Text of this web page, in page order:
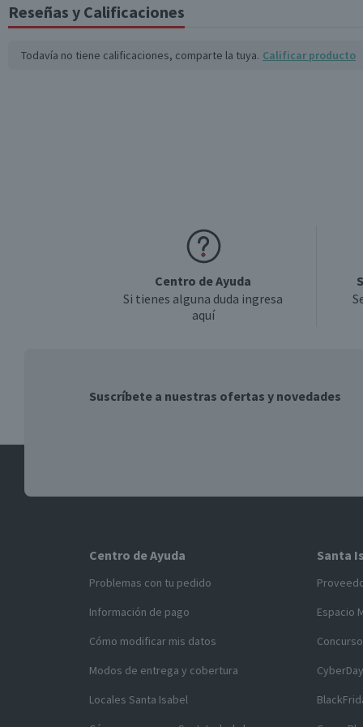
Reseñas y Calificaciones
Todavía no tiene calificaciones, comparte la tuya. Calificar producto
Centro de Ayuda
Si tienes alguna duda ingresa
aquí
Suscríbete a nuestras ofertas y novedades
Centro de Ayuda
Problemas con tu pedido
Información de pago
Cómo modificar mis datos
Modos de entrega y cobertura
Locales Santa Isabel
Santa
Espacio
CyberDay